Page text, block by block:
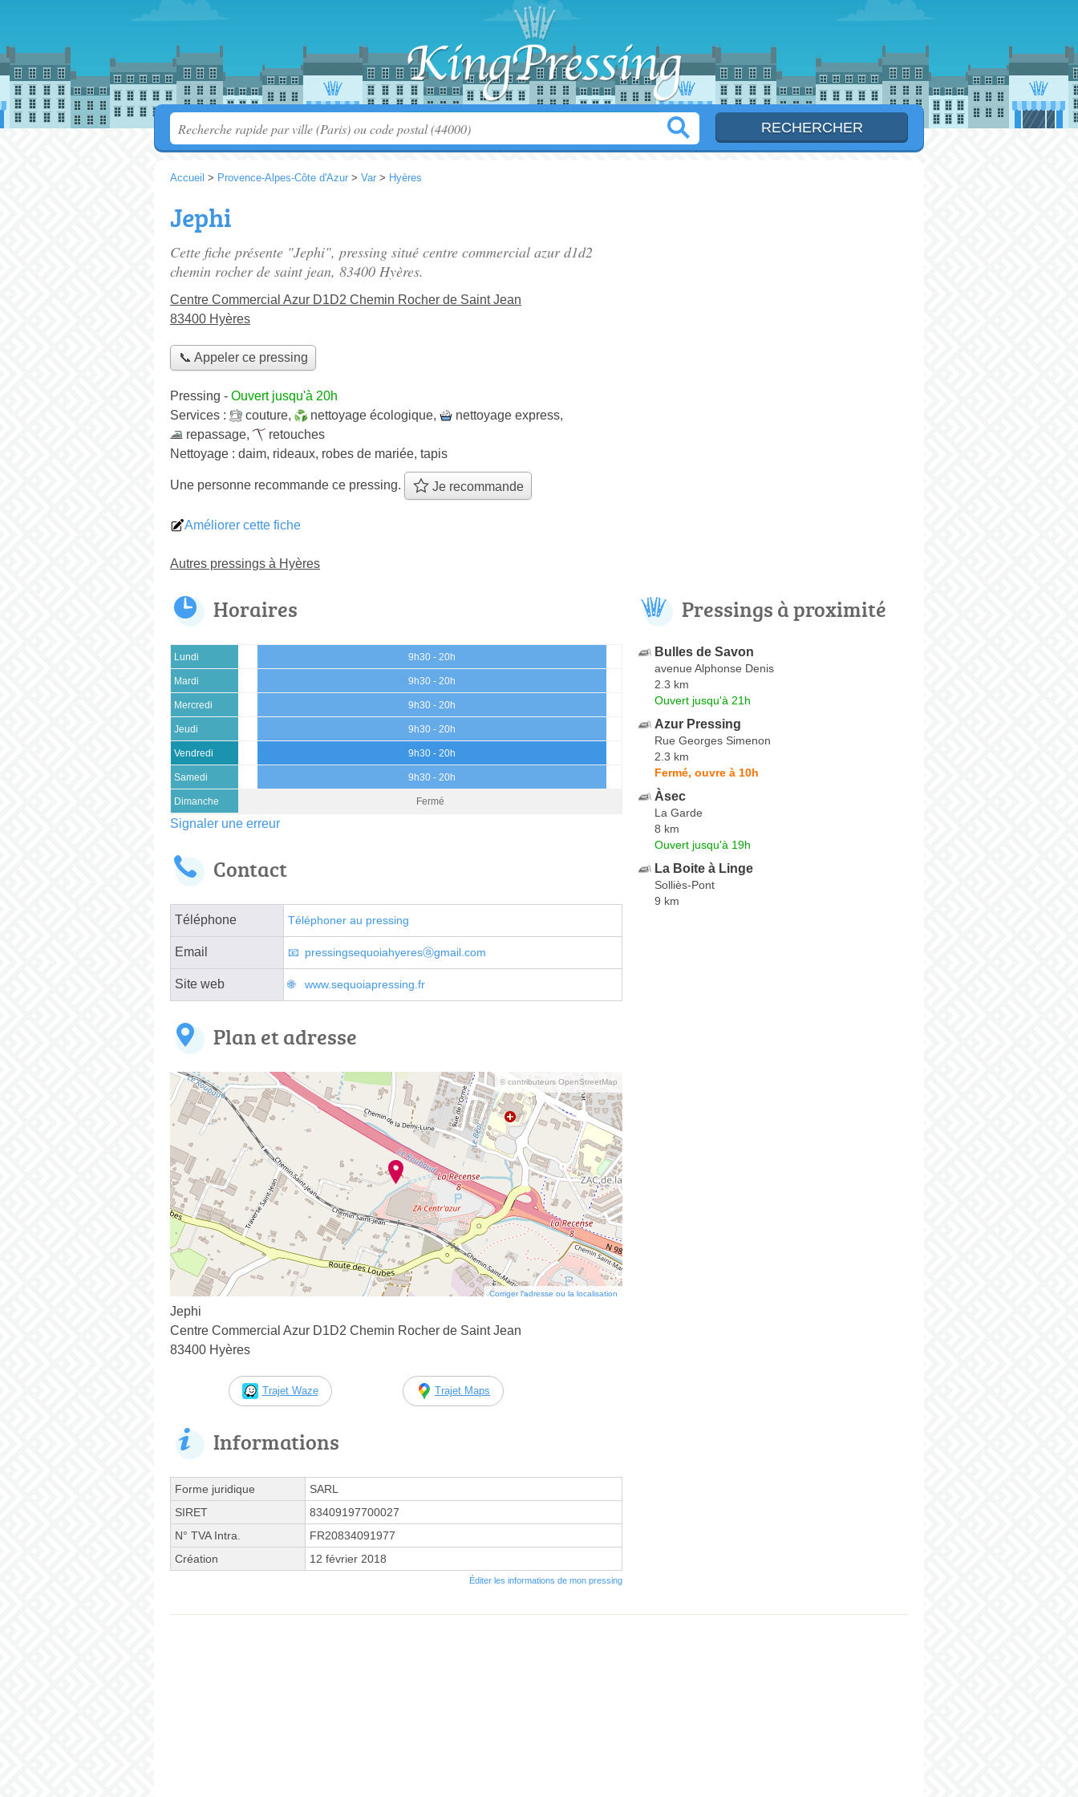
Accueil > Provence-Alpes-Côte d'Azur > Var > Hyères
Jephi
Cette fiche présente "Jephi", pressing situé centre commercial azur d1d2
chemin rocher de saint jean, 83400 Hyères.
Centre Commercial Azur D1D2 Chemin Rocher de Saint Jean
83400 Hyères
📞 Appeler ce pressing
Pressing - Ouvert jusqu'à 20h
Services :
couture, nettoyage écologique, nettoyage express,
repassage,
retouches
Nettoyage : daim, rideaux, robes de mariée, tapis
Une personne recommande ce pressing. Je recommande
Améliorer cette fiche
Autres pressings à Hyères
Horaires
Lundi 9h30 - 20h
Mardi 9h30 - 20h
Mercredi 9h30 - 20h
Jeudi 9h30 - 20h
Vendredi 9h30 - 20h
Samedi 9h30 - 20h
Dimanche Fermé
Signaler une erreur
Contact
Téléphone Téléphoner au pressing
Email pressingsequoiahyeresⓐgmail.com
Site web www.sequoiapressing.fr
Plan et adresse
© contributeurs OpenStreetMap
Corriger l’adresse ou la localisation
Jephi
Centre Commercial Azur D1D2 Chemin Rocher de Saint Jean
83400 Hyères
Trajet Waze Trajet Maps
Informations
Forme juridique
SARL
SIRET
83409197700027
N° TVA Intra.
FR20834091977
Création
12 février 2018
Éditer les informations de mon pressing
Pressings à proximité
Bulles de Savon
avenue Alphonse Denis
2.3 km
Ouvert jusqu'à 21h
Azur Pressing
Rue Georges Simenon
2.3 km
Fermé, ouvre à 10h
Àsec
La Garde
8 km
Ouvert jusqu'à 19h
La Boite à Linge
Solliès-Pont
9 km